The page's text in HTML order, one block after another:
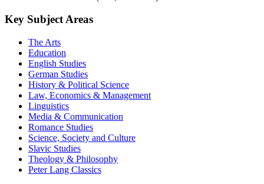
Key Subject Areas
The Arts
Education
English Studies
German Studies
History & Political Science
Law, Economics & Management
Linguistics
Media & Communication
Romance Studies
Science, Society and Culture
Slavic Studies
Theology & Philosophy
Peter Lang Classics